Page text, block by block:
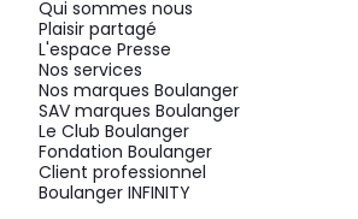
Qui sommes nous
Plaisir partagé
L'espace Presse
Nos services
Nos marques Boulanger
SAV marques Boulanger
Le Club Boulanger
Fondation Boulanger
Client professionnel
Boulanger INFINITY